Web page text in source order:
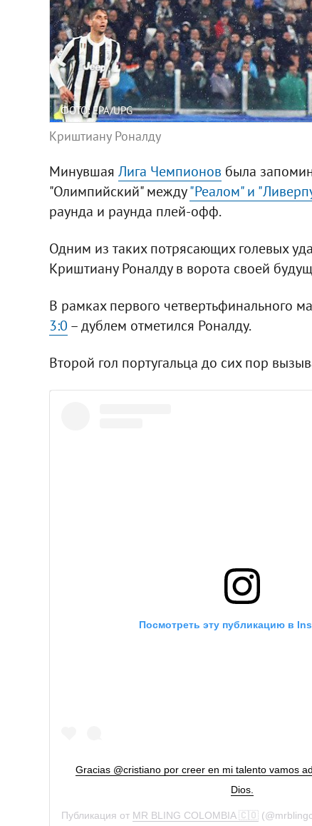
ФОТО: EPA/UPG
Криштиану Роналду
Минувшая Лига Чемпионов была
"Олимпийский" между"Реалом" и
раунда и раунда плей-офф.
Одним из таких потрясающих голевых
Криштиану Роналду в ворота своей
В рамках первого четвертьфинального
3:0 – дублем отметился Роналду.
Второй гол португальца до сих пор
Посмотреть эту публикацию в
Gracias @cristiano por creer en mi talento vamos
Dios.
Публикация от MR BLING COLOMBIA 🇨🇴